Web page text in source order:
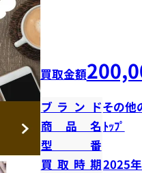
買取金額
ブランドその他
商品名 ﾄｯﾌﾟ
型番
買取時期2025